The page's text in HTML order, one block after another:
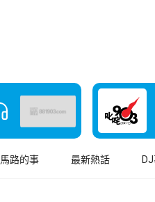
馬路的事 最新熱話